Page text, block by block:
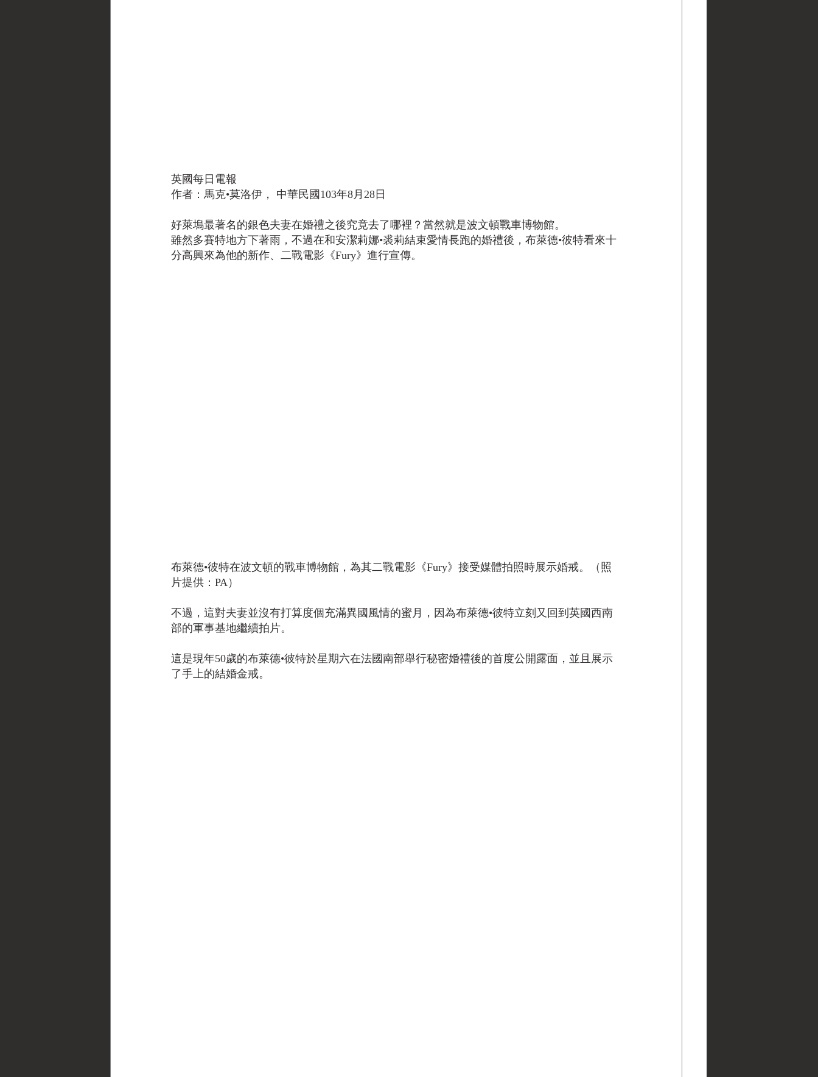
英國每日電報
作者：馬克•莫洛伊， 中華民國103年8月28日
好萊塢最著名的銀色夫妻在婚禮之後究竟去了哪裡？當然就是波文頓戰車博物館。
雖然多賽特地方下著雨，不過在和安潔莉娜•裘莉結束愛情長跑的婚禮後，布萊德•彼特看來十
分高興來為他的新作、二戰電影《Fury》進行宣傳。
布萊德•彼特在波文頓的戰車博物館，為其二戰電影《Fury》接受媒體拍照時展示婚戒。（照
片提供：PA）
不過，這對夫妻並沒有打算度個充滿異國風情的蜜月，因為布萊德•彼特立刻又回到英國西南
部的軍事基地繼續拍片。
這是現年50歲的布萊德•彼特於星期六在法國南部舉行秘密婚禮後的首度公開露面，並且展示
了手上的結婚金戒。